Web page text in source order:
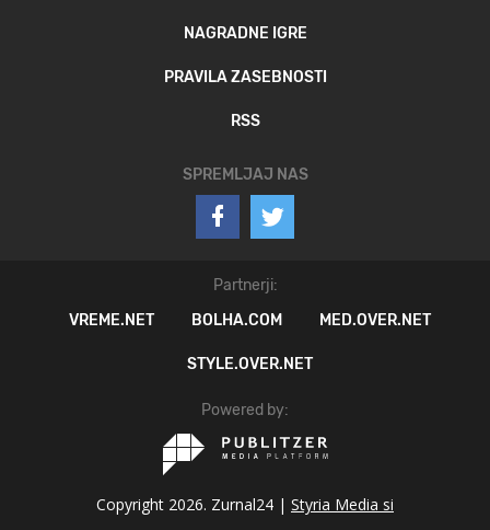
NAGRADNE IGRE
PRAVILA ZASEBNOSTI
RSS
SPREMLJAJ NAS
Partnerji:
VREME.NET
BOLHA.COM MED.OVER.NET
STYLE.OVER.NET
Powered by:
Copyright 2026. Zurnal24 | Styria Media si